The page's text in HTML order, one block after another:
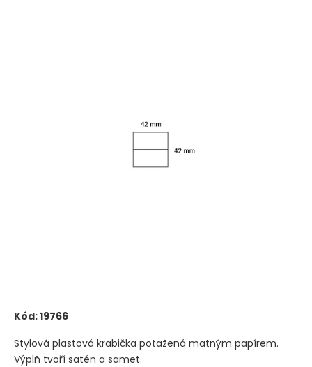
Kód:19766
Stylová plastová krabička potažená matným papírem.
Výplň tvoří satén a samet.